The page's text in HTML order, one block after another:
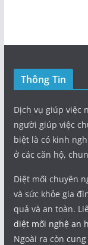
Thông Tin
Dịch vụ giúp việc
người giúp việc
biệt là có kinh
ở các căn hộ,
Diệt mối chuyên
và sức khỏe gia
quả và an toàn.
diệt mối nghệ an
Ngoài ra còn